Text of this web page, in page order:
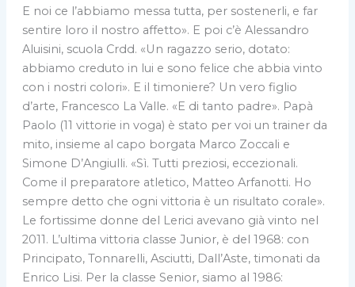
E noi ce l’abbiamo messa tutta, per sostenerli, e far
sentire loro il nostro affetto». E poi c’è Alessandro
Aluisini, scuola Crdd. «Un ragazzo serio, dotato:
abbiamo creduto in lui e sono felice che abbia vinto
con i nostri colori». E il timoniere? Un vero figlio
d’arte, Francesco La Valle. «E di tanto padre». Papà
Paolo (11 vittorie in voga) è stato per voi un trainer da
mito, insieme al capo borgata Marco Zoccali e
Simone D’Angiulli. «Sì. Tutti preziosi, eccezionali.
Come il preparatore atletico, Matteo Arfanotti. Ho
sempre detto che ogni vittoria è un risultato corale».
Le fortissime donne del Lerici avevano già vinto nel
2011. L’ultima vittoria classe Junior, è del 1968: con
Principato, Tonnarelli, Asciutti, Dall’Aste, timonati da
Enrico Lisi. Per la classe Senior, siamo al 1986: